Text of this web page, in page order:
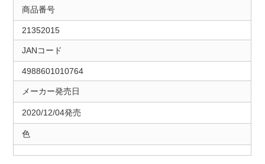
商品番号
21352015
JANコード
4988601010764
メーカー発売日
2020/12/04発売
色